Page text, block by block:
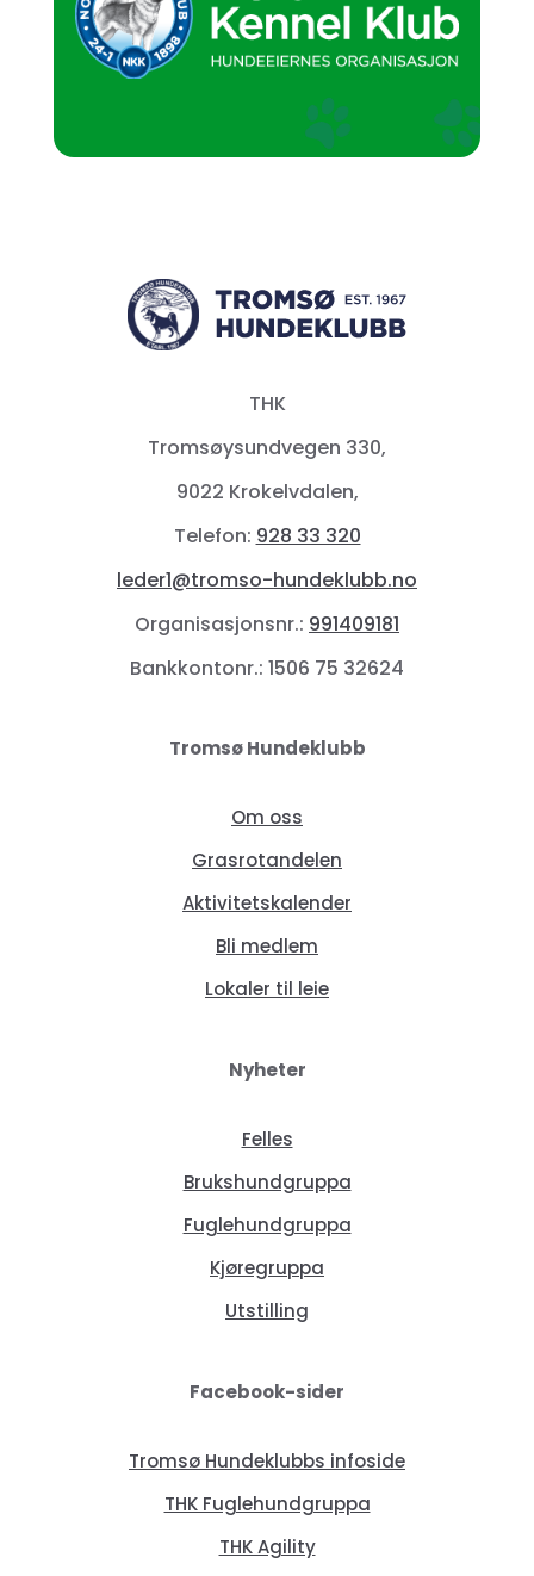
THK
Tromsøysundvegen 330,
9022 Krokelvdalen,
Telefon: 928 33 320
leder1@tromso-hundeklubb.no
Organisasjonsnr.: 991409181
Bankkontonr.: 1506 75 32624
Tromsø Hundeklubb
Om oss
Grasrotandelen
Aktivitetskalender
Bli medlem
Lokaler til leie
Nyheter
Felles
Brukshundgruppa
Fuglehundgruppa
Kjøregruppa
Utstilling
Facebook-sider
Tromsø Hundeklubbs infoside
THK Fuglehundgruppa
THK Agility